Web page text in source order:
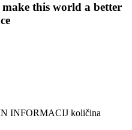
this world a better
INFORMACIJ količina